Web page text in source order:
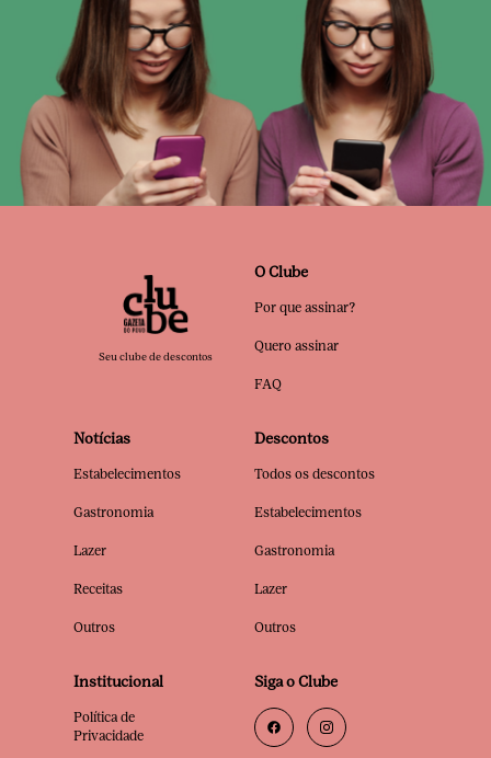
Seu clube de descontos
O Clube
Por que assinar?
Quero assinar
FAQ
Notícias
Estabelecimentos
Gastronomia
Lazer
Receitas
Outros
Descontos
Todos os descontos
Estabelecimentos
Gastronomia
Lazer
Outros
Institucional
Política de
Privacidade
Siga o Clube